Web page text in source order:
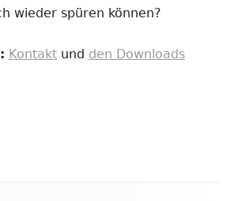
wieder spüren können?
Kontakt und den Downloads